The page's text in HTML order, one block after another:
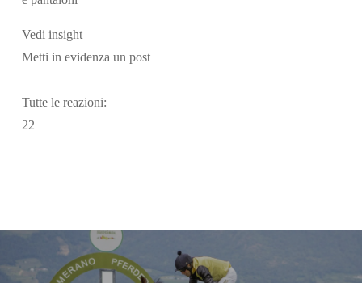
Vedi insight
Metti in evidenza un post
Tutte le reazioni:
22